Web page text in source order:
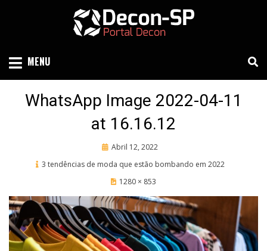
MENU
WhatsApp Image 2022-04-11
at 16.16.12
Posted
Abril 12, 2022
3 tendências de moda que estão bombando em 2022
1280 × 853